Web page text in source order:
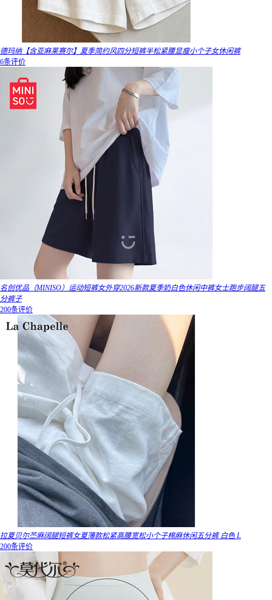
德玛纳【含亚麻莱赛尔】夏季简约风四分短裤半松紧腰显瘦小个子女休闲裤
6条评价
名创优品（MINISO）运动短裤女外穿2026新款夏季奶白色休闲中裤女士跑步阔腿五
分裤子
200条评价
拉夏贝尔苎麻阔腿短裤女夏薄款松紧高腰宽松小个子棉麻休闲五分裤 白色 L
200条评价